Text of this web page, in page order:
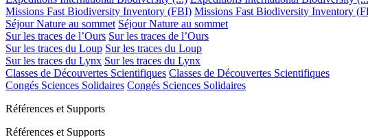
Missions Fast Biodiversity Inventory (FBI) Missions Fast Biodiversity Inventory
Séjour Nature au sommet Séjour Nature au sommet
Sur les traces de l’Ours Sur les traces de l’Ours
Sur les traces du Loup Sur les traces du Loup
Sur les traces du Lynx Sur les traces du Lynx
Classes de Découvertes Scientifiques Classes de Découvertes Scientifiques
Congés Sciences Solidaires Congés Sciences Solidaires
Références et Supports
Références et Supports